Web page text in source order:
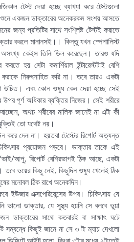
টেস্ট দেয়া হচ্ছে ব্যাখ্যা করে টেস্টগুলো
একজন ডাক্তারের অনেকরকম সংশয় আসতে
জন্য প্রতিটির সাথে সংশ্লিষ্ট টেস্টই করাতে
করলে মানানসই।। কিন্তু যখন স্পেশালিস্ট
অসংখ্য কেইস তিনি ডিল করেছেন। তারও যদি
হয় সেটা কমার্শিয়াল ইন্টারেস্টটাই বেশি
নিরুৎসাহিত করি না। তবে তারও একটা
উচিত। এবং কোন ওষুধ কেন দেয়া হচ্ছে সেই
উপর পূর্ণ অধিকার ব্যক্তির নিজের। সেই শরীরে
অথচ শরীরের মালিক জানেই না এটা কী
তো যথেষ্ট নয়।
করে দেন না। হয়তবা টেস্টের রিপোর্ট অত্যন্ত
চিকিৎসার প্রয়োজন পড়বে। ডাক্তার তাকে এই
আপু, রিপোর্ট বেশিরভাগই ঠিক আছে, একটা
তবে ভয়ের কিছু নেই, কিছুদিন ওষুধ খেলেই ঠিক
মনোবল ঠিক রাখে অনেকদিন।
ইউজার এক্সপেরিয়েন্সের উপর। চিকিৎসায় যে
ভালো ডাক্তার, যে সুস্থ্য হয়নি সে বলবে ভুয়া
ডাক্তারের সাথে কতবারই বা সাক্ষাৎ ঘটে
সম্বন্ধে কিছুই জানে না সে ৩ টা ম্যাচ দেখলো